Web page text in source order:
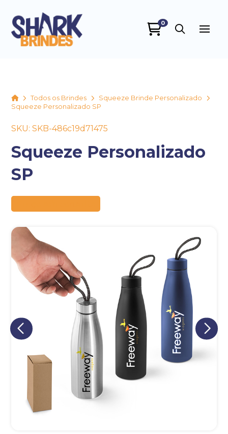
0
HomeTodos os Brindes
Squeeze Brinde Personalizado
Squeeze Personalizado SP
SKU: SKB-486c19d71475
Squeeze Personalizado
SP
Eu concordo em receber comunicações.
A nossa empresa está comprometida a proteger e respeitar
sua privacidade, utilizaremos seus dados apenas para fins
de marketing. Você pode alterar suas preferências a
qualquer momento.
Iniciar conversa